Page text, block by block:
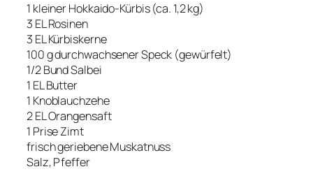
1 kleiner Hokkaido-Kürbis (ca. 1,2 kg)
3 EL Rosinen
3 EL Kürbiskerne
100 g durchwachsener Speck (gewürfelt)
1/2 Bund Salbei
1 EL Butter
1 Knoblauchzehe
2 EL Orangensaft
1 Prise Zimt
frisch geriebene Muskatnuss
Salz, Pfeffer